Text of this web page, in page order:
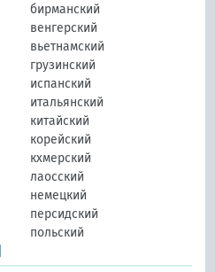
бирманский
венгерский
вьетнамский
грузинский
испанский
итальянский
китайский
корейский
кхмерский
лаосский
немецкий
персидский
польский